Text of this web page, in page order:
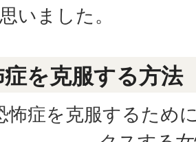
いました。
を克服する方法